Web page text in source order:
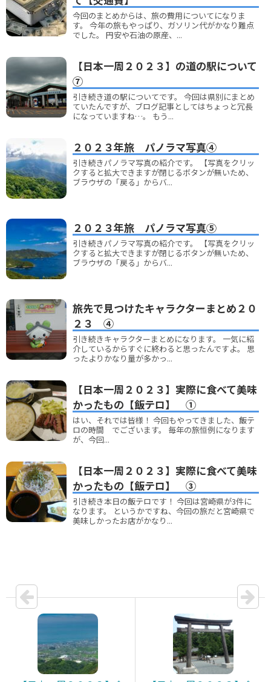
今回のまとめからは、旅の費用についてになりま
す。 今年の旅もやっぱり、ガソリン代がかなり難点
でした。 円安や石油の原産、...
【日本一周２０２３】の道の駅について
⑦
引き続き道の駅についてです。 今回は県別にまとめ
ていたんですが、ブログ記事としてはちょっと冗長
になっていますね…。 もう...
２０２３年旅 パノラマ写真④
引き続きパノラマ写真の紹介です。 【写真をクリッ
クすると拡大できますが閉じるボタンが無いため、
ブラウザの「戻る」からバ...
２０２３年旅 パノラマ写真⑤
引き続きパノラマ写真の紹介です。 【写真をクリッ
クすると拡大できますが閉じるボタンが無いため、
ブラウザの「戻る」からバ...
旅先で見つけたキャラクターまとめ２０
２３ ④
引き続きキャラクターまとめになります。 一気に紹
介しているからすぐに終わると思ったんですよ。 思
ったよりかなり量が多かっ...
【日本一周２０２３】実際に食べて美味
かったもの【飯テロ】 ①
はい、それでは皆様！ 今回もやってきました、飯テ
ロの時間 でございます。 毎年の旅恒例になります
が、今回...
【日本一周２０２３】実際に食べて美味
かったもの【飯テロ】 ③
引き続き本日の飯テロです！ 今回は宮崎県が3件に
なります。 というかですね、今回の旅だと宮崎県で
美味しかったお店がかなり...